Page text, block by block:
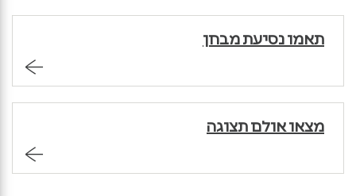
תאמו נסיעת מבחן
מצאו אולם תצוגה